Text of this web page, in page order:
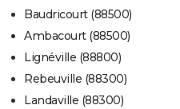
Baudricourt (88500)
Ambacourt (88500)
Lignéville (88800)
Rebeuville (88300)
Landaville (88300)